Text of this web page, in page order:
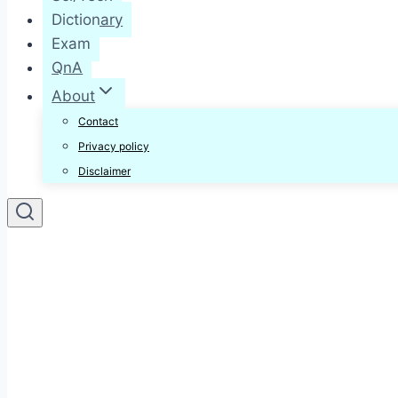
Dictionary
Exam
QnA
About
Contact
Privacy policy
Disclaimer